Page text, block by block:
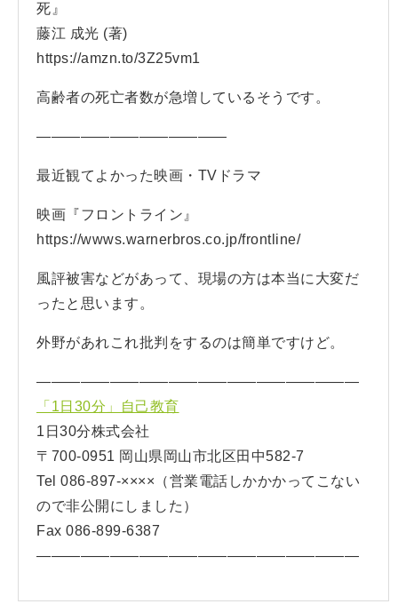
死』
藤江 成光 (著)
https://amzn.to/3Z25vm1
高齢者の死亡者数が急増しているそうです。
—————————————
最近観てよかった映画・TVドラマ
映画『フロントライン』
https://wwws.warnerbros.co.jp/frontline/
風評被害などがあって、現場の方は本当に大変だ
ったと思います。
外野があれこれ批判をするのは簡単ですけど。
——————————————————————
「1日30分」自己教育
1日30分株式会社
〒700-0951 岡山県岡山市北区田中582-7
Tel 086-897-××××（営業電話しかかかってこない
ので非公開にしました）
Fax 086-899-6387
——————————————————————